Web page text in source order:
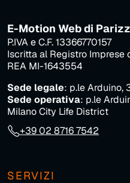
E-Motion Web di
P.IVA e C.F. 13366770157
Iscritta al Registro Imprese
REA MI-1643554
Sede legale: p.le Arduino,
Sede operativa: p.le
Milano City Life District
+39 02 8716 7542
SERVIZI